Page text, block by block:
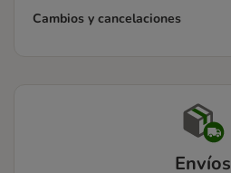
Cambios y cancelaciones
Envíos